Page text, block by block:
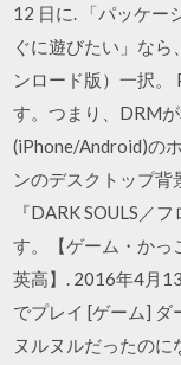
12 日に. 「パッケー
ぐに遊びたい」なら
ンロード版）一択。
す。つまり、DRM
(iPhone/Android)の
ンのデスクトップ背
『DARK SOULS／
す。【ゲーム・かっ
英高】. 2016年4月
でプレイ [ゲーム]
ヌルヌルだったの